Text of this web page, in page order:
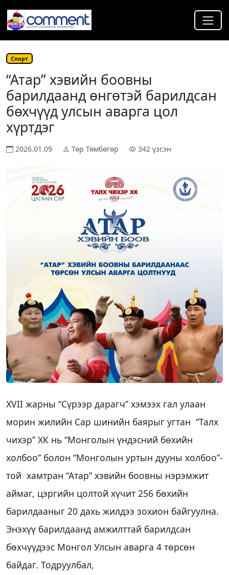
Спорт
“Атар” хэвийн боовны
барилдаанд өнгөтэй барилдсан
бөхчүүд улсын аварга цол
хүртдэг
2026.01.09 Төр Төмбөгөр 342 үзсэн
XVII жарны “Сүрээр дарагч” хэмээх гал улаан
морин жилийн Сар шинийн баярыг угтан “Талх
чихэр” ХК нь “Монголын үндэсний бөхийн
холбоо” болон “Монголын уртын дууны холбоо”-
той хамтран “Атар” хэвийн боовны нэрэмжит
аймаг, цэргийн цолтой хүчит 256 бөхийн
барилдааныг 20 дахь жилдээ зохион байгуулна.
Энэхүү барилдаанд амжилттай барилдсан
бөхчүүдээс Монгол Улсын аварга 4 төрсөн
байдаг. Тодруулбал,